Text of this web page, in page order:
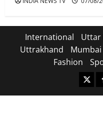
International Uttar
Uttrakhand
Mumbai
Fashion